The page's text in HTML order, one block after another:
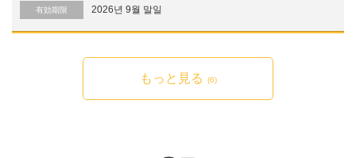
有効期限 2026년 9월 말일
もっと見る (6)